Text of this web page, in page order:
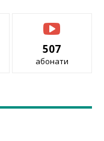
507
абонати